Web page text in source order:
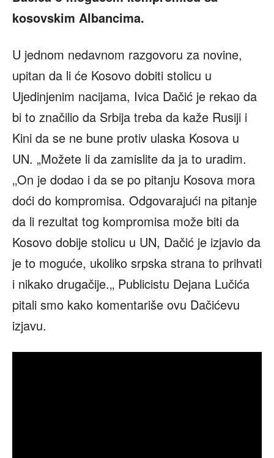
kosovskim Albancima.
U jednom nedavnom razgovoru za novine,
upitan da li će Kosovo dobiti stolicu u
Ujedinjenim nacijama, Ivica Dačić je rekao da
bi to značilio da Srbija treba da kaže Rusiji i
Kini da se ne bune protiv ulaska Kosova u
UN. „Možete li da zamislite da ja to uradim.
‚‚On je dodao i da se po pitanju Kosova mora
doći do kompromisa. Odgovarajući na pitanje
da li rezultat tog kompromisa može biti da
Kosovo dobije stolicu u UN, Dačić je izjavio da
je to moguće, ukoliko srpska strana to prihvati
i nikako drugačije.‚‚ Publicistu Dejana Lučića
pitali smo kako komentariše ovu Dačićevu
izjavu.